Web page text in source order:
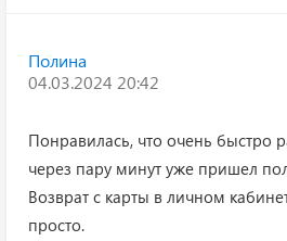
Полина
04.03.2024 20:42
Понравилась, что очень быстро
через пару минут уже пришел
Возврат с карты в личном
просто.